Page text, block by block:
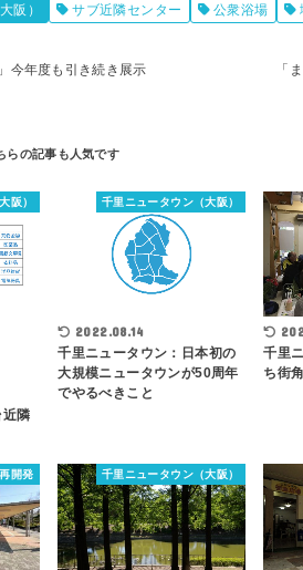
阪） サブ近隣センター 公衆浴場
今年度も引き続き展示 「
阪）
近隣
千里ニュータウン（大阪）
2022.08.14
千里ニュータウン：日本初の
大規模ニュータウンが50周年
でやるべきこと
千里
ち街
開発 千里ニュータウン（大阪）